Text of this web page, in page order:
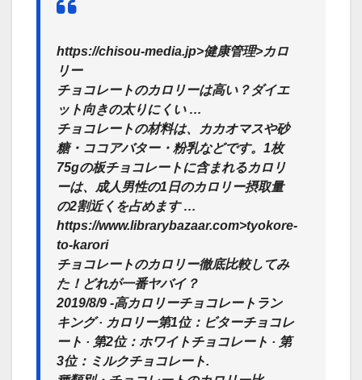
https://chisou-media.jp>健康管理>カロ
リー
チョコレートのカロリーは高い？ダイエ
ット向きの太りにくい …
チョコレートの材料は、カカオマスや砂
糖・ココアバター・粉乳などです。1枚
75gの板チョコレートに含まれるカロリ
ーは、成人男性の1日のカロリー摂取量
の2割近くを占めます …
https://www.librarybazaar.com>tyokore-
to-karori
チョコレートのカロリー徹底比較してみ
た！どれが一番ヤバイ？
2019/8/9 -高カロリーチョコレートラン
キング · カロリー第1位：ビターチョコレ
ート · 第2位：ホワイトチョコレート · 第
3位：ミルクチョコレート.